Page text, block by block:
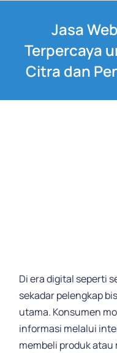
Jasa
Terpercaya
Citra dan
Di era digital seperti
sekadar pelengkap
utama. Konsumen
informasi melalui
membeli produk atau